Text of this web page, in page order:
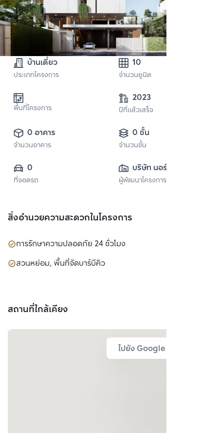
บ้านเดี่ยว
ประเภทโครงการ
10
จำนวนยูนิต
พื้นที่โครงการ
2023
ปีที่แล้วเสร็จ
0 อาคาร
จำนวนอาคาร
0 ชั้น
จำนวนชั้น
0
ที่จอดรถ
บริษัท นอร์มอล โฮม
จำกัด
ผู้พัฒนาโครงการ
สิ่งอำนวยความสะดวกในโครงการ
การรักษาความปลอดภัย 24 ชั่วโมง
สวนหย่อม, พื้นที่จัดบาร์บีคิว
สถานที่ใกล้เคียง
ไปยัง Google Map